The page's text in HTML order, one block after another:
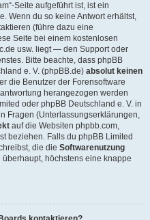
Seite aufgeführt ist, ist ein
Wenn du so keine Antwort erhältst,
(führe dazu eine
Seite bei einem kostenlosen
usw. liegt — den Support oder
Bitte beachte, dass phpBB
e. V. (phpBB.de) absolut keinen
die Benutzer der Forensoftware
herangezogen werden
oder phpBB Deutschland e. V. in
Fragen (Unterlassungserklärungen,
auf die Websiten phpbb.com,
beziehen. Falls du phpBB Limited
die die Softwarenutzung
überhaupt, höchstens eine knappe